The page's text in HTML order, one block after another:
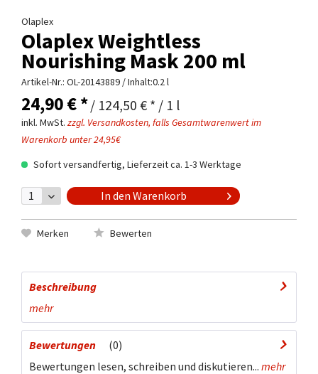
Olaplex
Olaplex Weightless
Nourishing Mask 200 ml
Artikel-Nr.: OL-20143889 / Inhalt:0.2 l
24,90 € */ 124,50 € * / 1 l
inkl. MwSt. zzgl. Versandkosten, falls Gesamtwarenwert im
Warenkorb unter 24,95€
Sofort versandfertig, Lieferzeit ca. 1-3 Werktage
In den Warenkorb
Merken Bewerten
Beschreibung
mehr
Bewertungen
0
Bewertungen lesen, schreiben und diskutieren... mehr